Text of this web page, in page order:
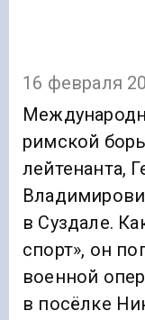
16 февраля
римской
лейтенанта,
в Суздале.
спорт», он
военной
в посёлке